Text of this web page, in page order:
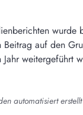
wurde
Beitrag auf den
Jahr weitergeführt
automatisiert erstellt